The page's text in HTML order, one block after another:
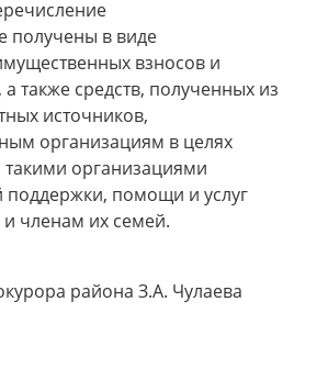
получены в виде
взносов и
также средств, полученных из
источников,
организациям в целях
такими организациями
поддержки, помощи и услуг
членам их семей.
района З.А. Чулаева